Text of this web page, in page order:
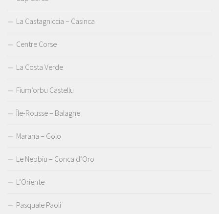
La Castagniccia – Casinca
Centre Corse
La Costa Verde
Fium’orbu Castellu
Île-Rousse – Balagne
Marana – Golo
Le Nebbiu – Conca d’Oro
L’Oriente
Pasquale Paoli